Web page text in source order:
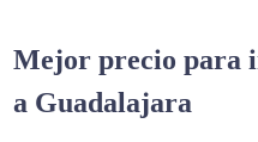
Mejor precio para
a Guadalajara